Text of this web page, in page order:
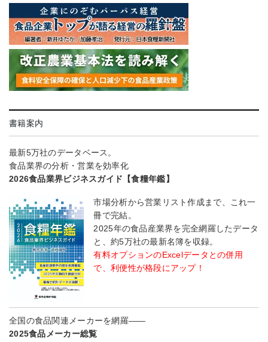
書籍案内
最新5万社のデータベース。
食品業界の分析・営業を効率化
2026食品業界ビジネスガイド【食糧年鑑】
市場分析から営業リスト作成まで、これ一
冊で完結。
2025年の食品産業界を完全網羅したデータ
と、約5万社の最新名簿を収録。
有料オプションのExcelデータとの併用
で、利便性が格段にアップ！
全国の食品関連メーカーを網羅――
2025食品メーカー総覧